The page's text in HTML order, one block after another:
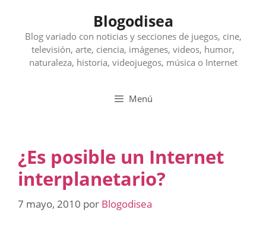
contenido
Blogodisea
Blog variado con noticias y secciones de juegos, cine,
televisión, arte, ciencia, imágenes, videos, humor,
naturaleza, historia, videojuegos, música o Internet
Menú
¿Es posible un Internet
interplanetario?
7 mayo, 2010 por Blogodisea